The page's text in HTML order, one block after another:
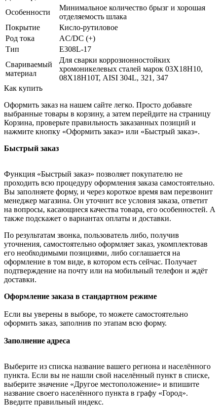
Особенности
Минимальное количество брызг и хорошая
отделяемость шлака
Покрытие
Кисло-рутиловое
Род тока
AC/DC (+)
Тип
E308L-17
Свариваемый
материал
Для сварки коррозионностойких
хромоникелевых сталей марок 03Х18Н10,
08Х18Н10Т, AISI 304L, 321, 347
Как купить
Оформить заказ на нашем сайте легко. Просто добавьте
выбранные товары в корзину, а затем перейдите на страницу
Корзина, проверьте правильность заказанных позиций и
нажмите кнопку «Оформить заказ» или «Быстрый заказ».
Быстрый заказ
Функция «Быстрый заказ» позволяет покупателю не
проходить всю процедуру оформления заказа самостоятельно.
Вы заполняете форму, и через короткое время вам перезвонит
менеджер магазина. Он уточнит все условия заказа, ответит
на вопросы, касающиеся качества товара, его особенностей. А
также подскажет о вариантах оплаты и доставки.
По результатам звонка, пользователь либо, получив
уточнения, самостоятельно оформляет заказ, укомплектовав
его необходимыми позициями, либо соглашается на
оформление в том виде, в котором есть сейчас. Получает
подтверждение на почту или на мобильный телефон и ждёт
доставки.
Оформление заказа в стандартном режиме
Если вы уверены в выборе, то можете самостоятельно
оформить заказ, заполнив по этапам всю форму.
Заполнение адреса
Выберите из списка название вашего региона и населённого
пункта. Если вы не нашли свой населённый пункт в списке,
выберите значение «Другое местоположение» и впишите
название своего населённого пункта в графу «Город».
Введите правильный индекс.